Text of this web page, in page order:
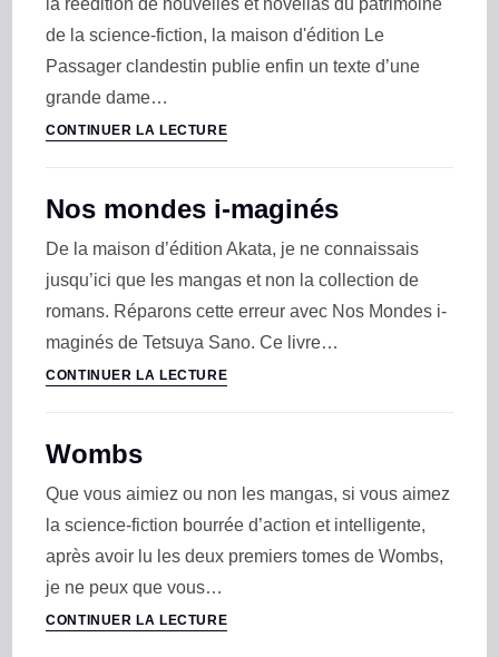
la réédition de nouvelles et novellas du patrimoine
de la science-fiction, la maison d'édition Le
Passager clandestin publie enfin un texte d’une
grande dame…
CONTINUER LA LECTURE
Nos mondes i-maginés
De la maison d’édition Akata, je ne connaissais
jusqu’ici que les mangas et non la collection de
romans. Réparons cette erreur avec Nos Mondes i-
maginés de Tetsuya Sano. Ce livre…
CONTINUER LA LECTURE
Wombs
Que vous aimiez ou non les mangas, si vous aimez
la science-fiction bourrée d’action et intelligente,
après avoir lu les deux premiers tomes de Wombs,
je ne peux que vous…
CONTINUER LA LECTURE